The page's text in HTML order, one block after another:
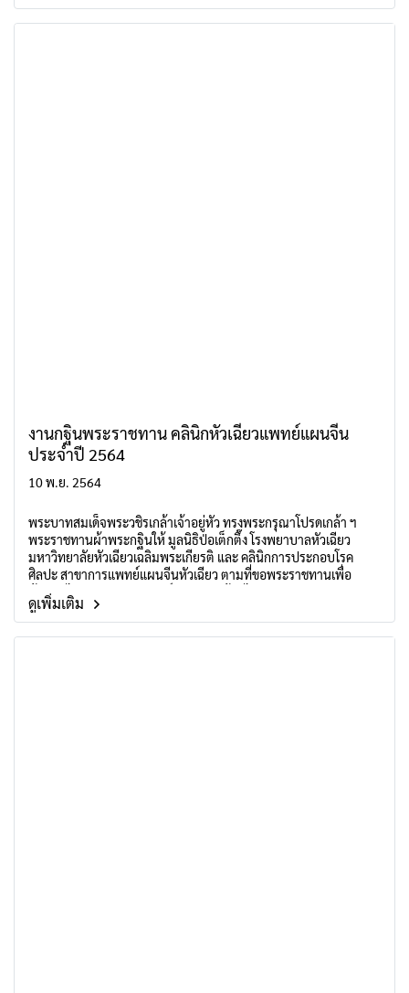
งานกฐินพระราชทาน คลินิกหัวเฉียวแพทย์แผนจีน
ประจำปี 2564
10 พ.ย. 2564
พระบาทสมเด็จพระวชิรเกล้าเจ้าอยู่หัว ทรงพระกรุณาโปรดเกล้า ฯ
พระราชทานผ้าพระกฐินให้ มูลนิธิป่อเต็กตึ๊ง โรงพยาบาลหัวเฉียว
มหาวิทยาลัยหัวเฉียวเฉลิมพระเกียรติ และ คลินิกการประกอบโรค
ศิลปะ สาขาการแพทย์แผนจีนหัวเฉียว ตามที่ขอพระราชทานเพื่อ
น้อมนำไปทอดถวายพระสงฆ์จำพรรษาถ้วนไตรมาส ณ วัดเจริญสุขา
รามวรวิหาร ตำบลบางนกแขวก อำเภอบางคนที จังหวัดสมุทรสงคราม
ดูเพิ่มเติม